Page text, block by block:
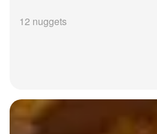
12 nuggets